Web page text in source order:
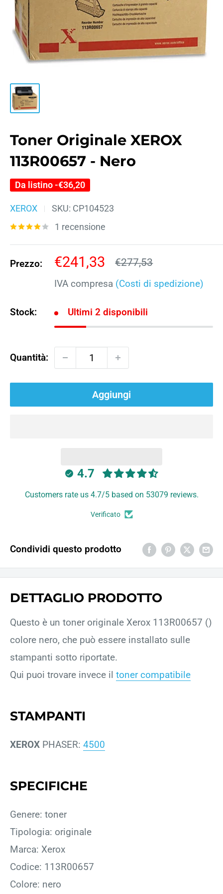
Toner Originale XEROX
113R00657 - Nero
Da listino -€36,20
XEROX SKU: CP104523
1 recensione
Prezzo:
Prezzo
scontato
€241,33 Prezzo
€277,53
IVA compresa (Costi di spedizione)
Stock: Ultimi 2 disponibili
Quantità:
Aggiungi
4.7
Customers rate us 4.7/5 based on 53079 reviews.
Verificato
Condividi questo prodotto
DETTAGLIO PRODOTTO
Questo è un toner originale Xerox 113R00657 ()
colore nero, che può essere installato sulle
stampanti sotto riportate.
Qui puoi trovare invece il toner compatibile
STAMPANTI
XEROX PHASER: 4500
SPECIFICHE
Genere: toner
Tipologia: originale
Marca: Xerox
Codice: 113R00657
Colore: nero